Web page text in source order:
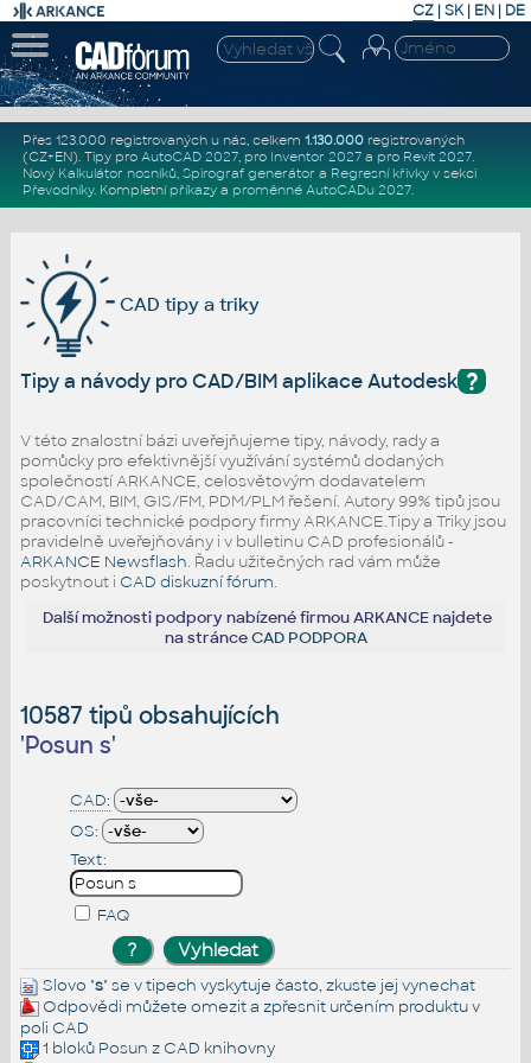
CZ | SK| EN | DE
Přes 123.000 registrovaných u nás, celkem 1.130.000registrovaných
(CZ+EN). Tipy pro AutoCAD 2027, pro Inventor 2027a pro Revit 2027.
Nový Kalkulátor nosníků, Spirograf generátor a Regresní křivkyv sekci
Převodníky. Kompletní příkazya proměnné AutoCADu 2027.
CAD tipy a triky
?
Tipy a návody pro CAD/BIM aplikace Autodesk
V této znalostní bázi uveřejňujeme tipy, návody, rady a
pomůcky pro efektivnější využívání systémů dodaných
společností ARKANCE, celosvětovým dodavatelem
CAD/CAM, BIM, GIS/FM, PDM/PLM řešení. Autory 99% tipů jsou
pracovníci technické podpory firmy ARKANCE.Tipy a Triky jsou
pravidelně uveřejňovány i v bulletinu CAD profesionálů -
ARKANCE Newsflash. Řadu užitečných rad vám může
poskytnout i CAD diskuzní fórum.
Další možnosti podpory nabízené firmou ARKANCE najdete
na stránceCAD PODPORA
10587 tipů obsahujících
'Posun s'
CAD:
OS:
Text:
FAQ
Slovo "s" se v tipech vyskytuje často, zkuste jej vynechat
Odpovědi můžete omezit a zpřesnit určením produktu v
poli CAD
1 bloků Posun z CAD knihovny